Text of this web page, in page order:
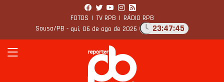
FOTOS | TV RPB | RÁDIO RPB
Sousa/PB - qui, 06 de ago de 2026 23:47:46